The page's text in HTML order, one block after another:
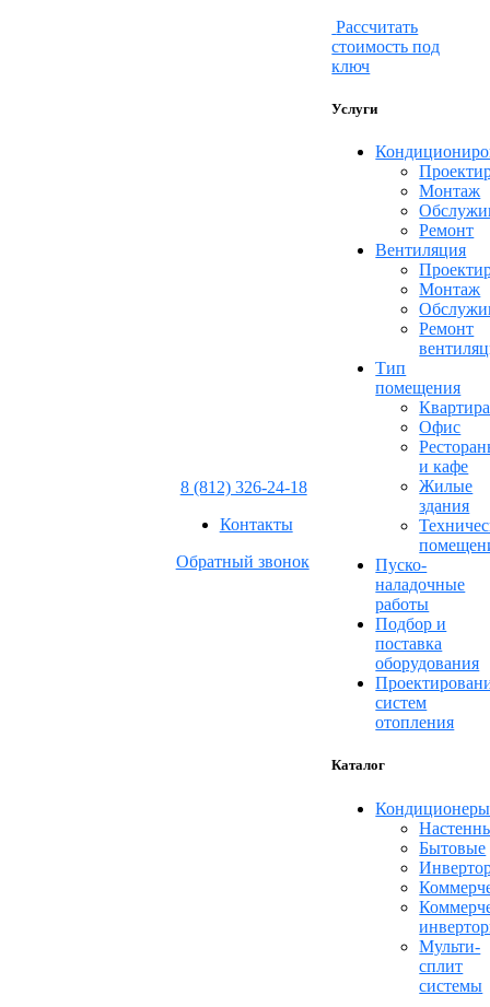
8 (812) 326-24-18
Контакты
Обратный звонок
Рассчитать
стоимость под
ключ
Услуги
Монтаж
Ремонт
Вентиляция
Монтаж
Ремонт
Тип
помещения
Квартира
Офис
и кафе
Жилые
здания
Пуско-
наладочные
работы
Подбор и
поставка
оборудования
систем
отопления
Каталог
Кондиционеры
Бытовые
Мульти-
сплит
системы